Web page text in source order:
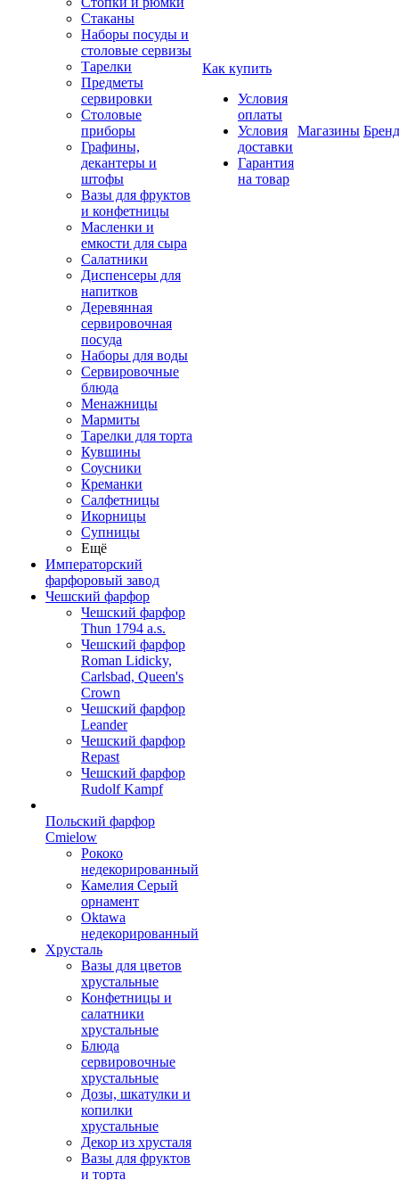
Стаканы
Наборы посуды и
столовые сервизы
Тарелки
Предметы
сервировки
Столовые
приборы
Графины,
декантеры и
штофы
Вазы для фруктов
и конфетницы
Масленки и
емкости для сыра
Салатники
Диспенсеры для
напитков
Деревянная
сервировочная
посуда
Наборы для воды
Сервировочные
блюда
Менажницы
Мармиты
Тарелки для торта
Кувшины
Соусники
Креманки
Салфетницы
Икорницы
Супницы
Ещё
Императорский
фарфоровый завод
Чешский фарфор
Чешский фарфор
Thun 1794 a.s.
Чешский фарфор
Roman Lidicky,
Carlsbad, Queen's
Crown
Чешский фарфор
Leander
Чешский фарфор
Repast
Чешский фарфор
Rudolf Kampf
Польский фарфор
Сmielow
Рококо
недекорированный
Камелия Серый
орнамент
Oktawa
недекорированный
Хрусталь
Вазы для цветов
хрустальные
Конфетницы и
салатники
хрустальные
Блюда
сервировочные
хрустальные
Дозы, шкатулки и
копилки
хрустальные
Декор из хрусталя
Вазы для фруктов
и торта
Как купить
Условия
оплаты
Условия
доставки
Гарантия
на товар
Магазины